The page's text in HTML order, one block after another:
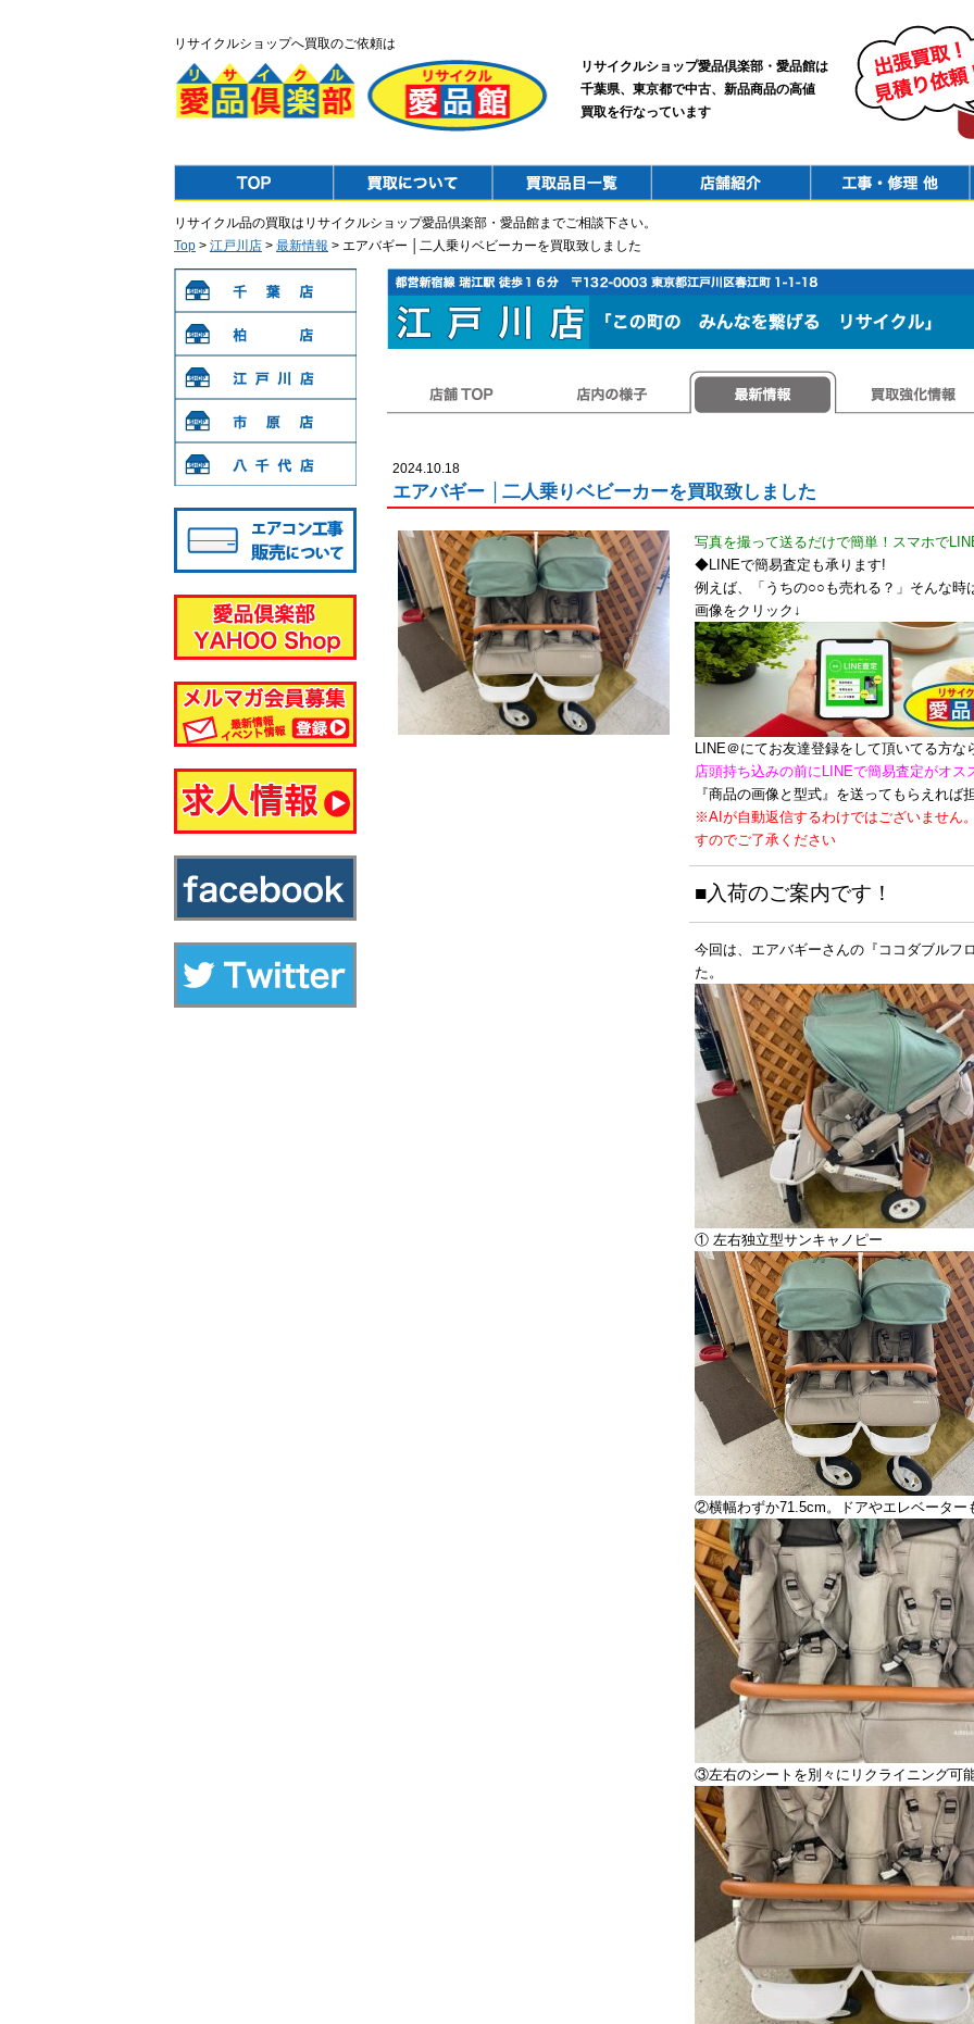
リサイクルショップへ買取のご依頼は
リサイクルショップ愛品倶楽部・愛品館は
千葉県、東京都で中古、新品商品の高値
買取を行なっています
リサイクル品の買取はリサイクルショップ愛品倶楽部・愛品館までご相談下さい。
Top > 江戸川店 > 最新情報 > エアバギー │二人乗りベビーカーを買取致しました
2024.10.18
エアバギー │二人乗りベビーカーを買取致しました
写真を撮って送るだけで簡単！スマホで
◆LINEで簡易査定も承ります!
例えば、「うちの○○も売れる？」そんな時
画像をクリック↓
LINE＠にてお友達登録をして頂いてる方
店頭持ち込みの前にLINEで簡易査定がオス
『商品の画像と型式』を送ってもらえれば
※AIが自動返信するわけではございません
すのでご了承ください
■入荷のご案内です！
今回は、エアバギーさんの『ココダブルフ
た。
① 左右独立型サンキャノピー
②横幅わずか71.5cm。ドアやエレベーター
③左右のシートを別々にリクライニング可